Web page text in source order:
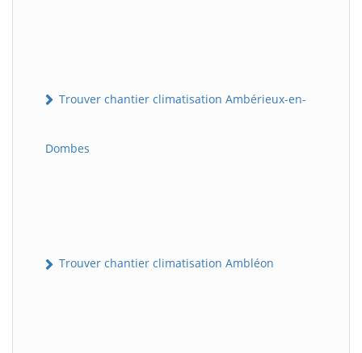
Trouver chantier climatisation Ambérieux-en-
Dombes
Trouver chantier climatisation Ambléon